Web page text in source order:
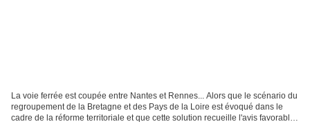
La voie ferrée est coupée entre Nantes et Rennes... Alors que le scénario du
regroupement de la Bretagne et des Pays de la Loire est évoqué dans le
cadre de la réforme territoriale et que cette solution recueille l'avis favorable